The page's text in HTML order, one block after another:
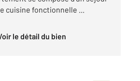
cuisine fonctionnelle ...
Voir le détail du bien